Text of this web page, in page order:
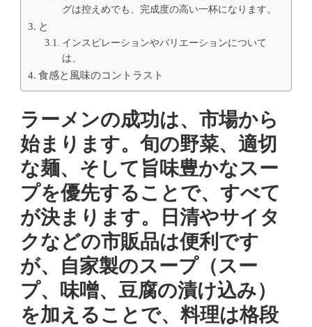
グは控えめでも、完成度の高い一杯になります。
と
インスピレーションやバリエーションについて
は、
食感と風味のコントラスト
ラーメンの成功は、市場から
始まります。旬の野菜、適切
な麺、そして旨味豊かなスー
プを優先することで、すべて
が決まります。日清やサイタ
クなどの市販品は便利です
が、自家製のスープ（スー
プ、味噌、豆腐の漬け込み）
を加えることで、料理は格段